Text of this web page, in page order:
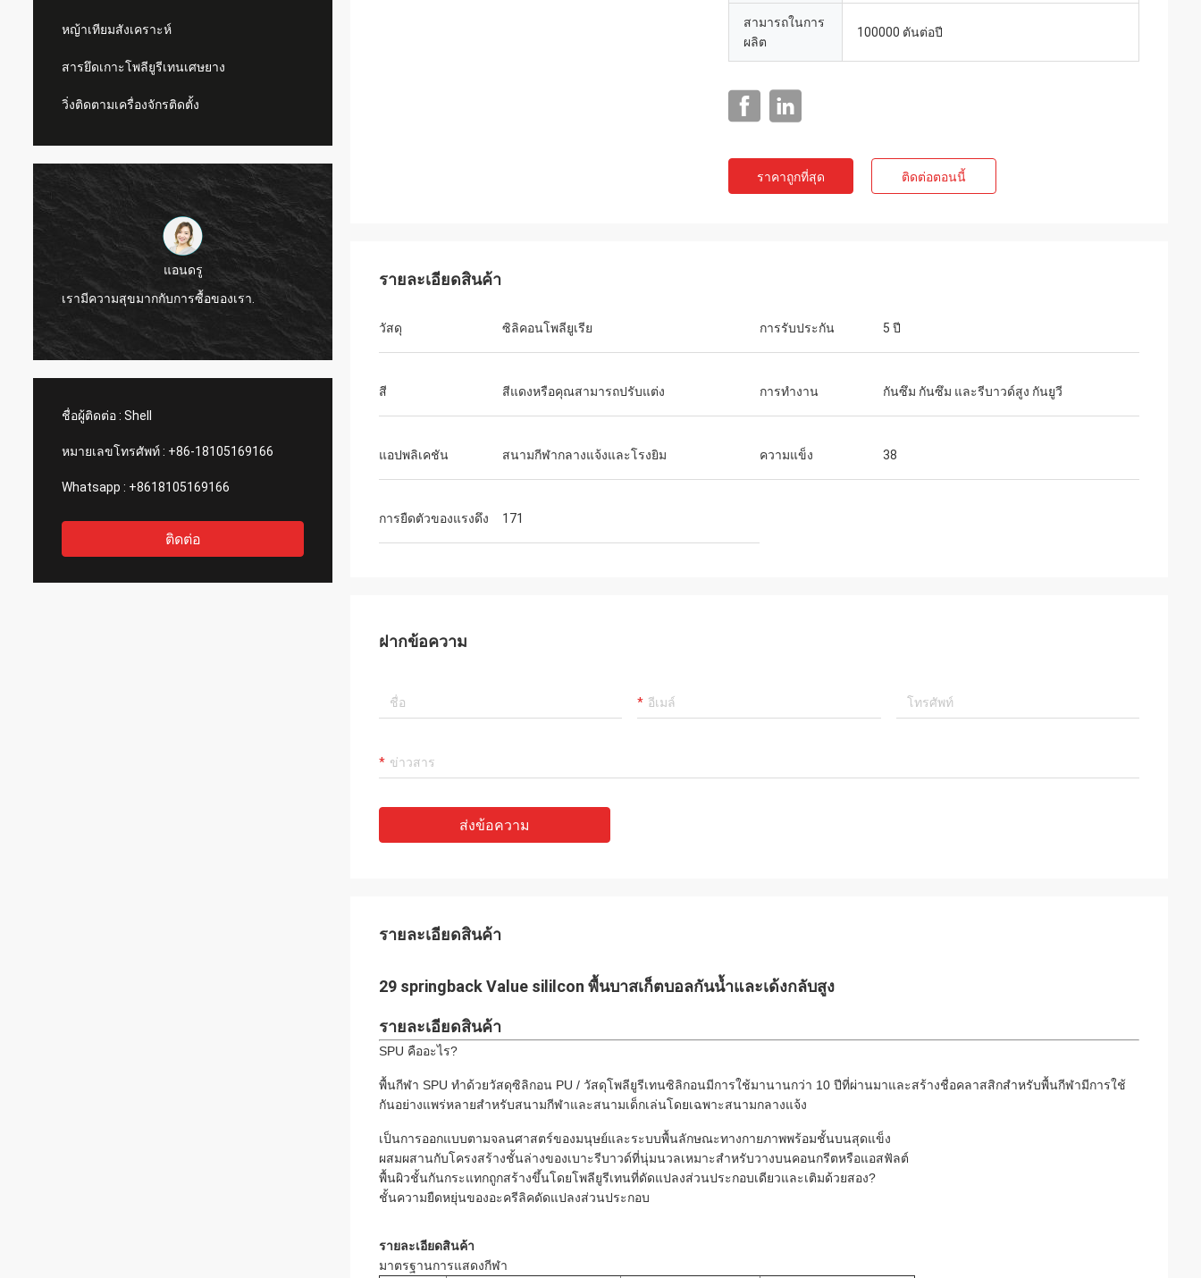
หญ้าเทียมสังเคราะห์
สารยึดเกาะโพลียูรีเทนเศษยาง
วิ่งติดตามเครื่องจักรติดตั้ง
แอนดรู
เรามีความสุขมากกับการซื้อของเรา.
CN Sports เป็นบริษัทที่น่าเชื่อถือ จัดหา
ชื่อผู้ติดต่อ : Shell
หมายเลขโทรศัพท์ : +86-18105169166
Whatsapp : +8618105169166
ติดต่อ
สามารถในการ
ผลิต
100000 ตันต่อปี
ราคาถูกที่สุด ติดต่อตอนนี้
รายละเอียดสินค้า
วัสดุ ซิลิคอนโพลียูเรีย การรับประกัน 5 ปี
สี สีแดงหรือคุณสามารถปรับแต่ง การทำงาน กันซึม กันซึม และรีบาวด์สูง กันยูวี
แอปพลิเคชัน สนามกีฬากลางแจ้งและโรงยิม ความแข็ง 38
การยืดตัวของแรงดึง 171
ฝากข้อความ
ส่งข้อความ
รายละเอียดสินค้า
29 springback Value sililcon พื้นบาสเก็ตบอลกันน้ำและเด้งกลับสูง
รายละเอียดสินค้า
SPU คืออะไร?
พื้นกีฬา SPU ทำด้วยวัสดุซิลิกอน PU / วัสดุโพลียูรีเทนซิลิกอนมีการใช้มานานกว่า 10 ปีที่ผ่านมาและสร้างชื่อคลาสสิกสำหรับพื้นกีฬามีการใช้
กันอย่างแพร่หลายสำหรับสนามกีฬาและสนามเด็กเล่นโดยเฉพาะสนามกลางแจ้ง
เป็นการออกแบบตามจลนศาสตร์ของมนุษย์และระบบพื้นลักษณะทางกายภาพพร้อมชั้นบนสุดแข็ง
ผสมผสานกับโครงสร้างชั้นล่างของเบาะรีบาวด์ที่นุ่มนวลเหมาะสำหรับวางบนคอนกรีตหรือแอสฟัลต์
พื้นผิวชั้นกันกระแทกถูกสร้างขึ้นโดยโพลียูรีเทนที่ดัดแปลงส่วนประกอบเดียวและเติมด้วยสอง?
ชั้นความยืดหยุ่นของอะครีลิคดัดแปลงส่วนประกอบ
รายละเอียดสินค้า
มาตรฐานการแสดงกีฬา